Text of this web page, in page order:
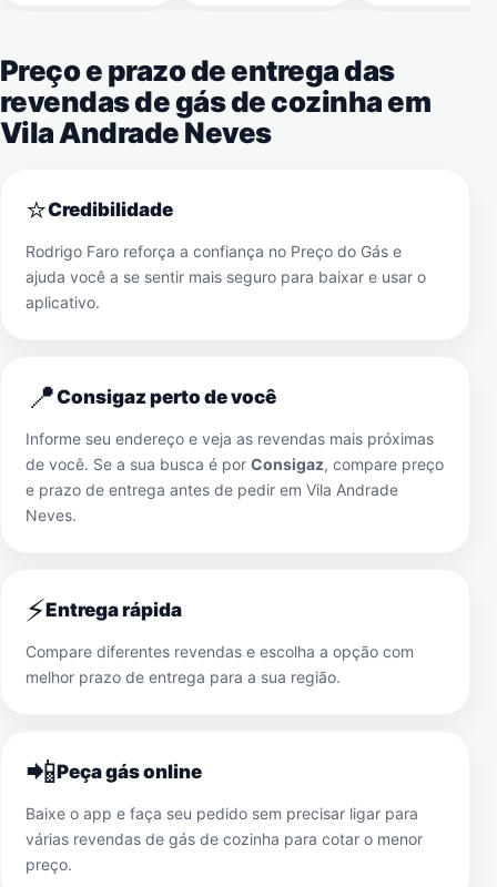
Preço e prazo de entrega das
revendas de gás de cozinha em
Vila Andrade Neves
⭐Credibilidade
Rodrigo Faro reforça a confiança no Preço do Gás e
ajuda você a se sentir mais seguro para baixar e usar o
aplicativo.
📍Consigaz perto de você
Informe seu endereço e veja as revendas mais próximas
de você. Se a sua busca é por Consigaz, compare preço
e prazo de entrega antes de pedir em Vila Andrade
Neves.
⚡Entrega rápida
Compare diferentes revendas e escolha a opção com
melhor prazo de entrega para a sua região.
📲Peça gás online
Baixe o app e faça seu pedido sem precisar ligar para
várias revendas de gás de cozinha para cotar o menor
preço.